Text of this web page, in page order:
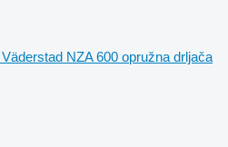
Väderstad NZA 600 opružna drljača